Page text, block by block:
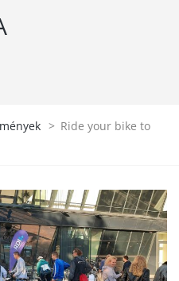
> Ride your bike to